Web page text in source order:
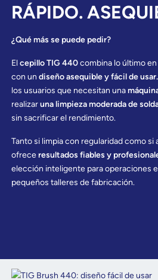
RÁPIDO.
¿Qué más se puede pedir?
Elcepillo TIG 440combina lo último
con undiseño asequible y fácil de usar.
los usuarios que necesitan una
realizaruna limpieza moderada de
sin sacrificar el rendimiento.
Tanto si limpia con regularidad como si
ofreceresultados fiables y
elección inteligente para operaciones
pequeños talleres de fabricación.